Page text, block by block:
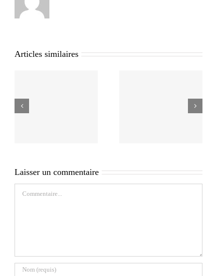
Articles similaires
Laisser un commentaire
Commentaire